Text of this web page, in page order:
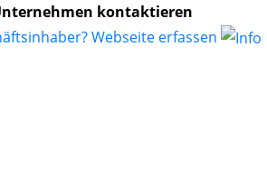
kontaktieren
Webseite erfassen